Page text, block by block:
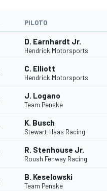
FÓRMULA E
PILOTO
D. Earnhardt Jr.
Hendrick Motorsports
C. Elliott
Hendrick Motorsports
J. Logano
Team Penske
K. Busch
Stewart-Haas Racing
R. Stenhouse Jr.
Roush Fenway Racing
B. Keselowski
Team Penske